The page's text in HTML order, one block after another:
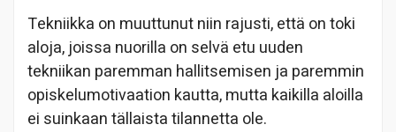
Tekniikka on muuttunut niin rajusti, että on toki
aloja, joissa nuorilla on selvä etu uuden
tekniikan paremman hallitsemisen ja paremmin
opiskelumotivaation kautta, mutta kaikilla aloilla
ei suinkaan tällaista tilannetta ole.